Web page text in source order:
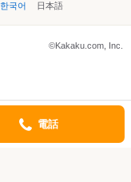
한국어 日本語
©Kakaku.com, Inc.
電話